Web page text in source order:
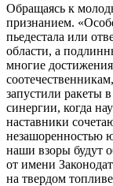
Обращаясь к
признанием.
пьедестала или
области, а
многие
запустили ракеты
синергии, когда
наставники
незашоренностью
наши взоры будут
от имени
на твердом